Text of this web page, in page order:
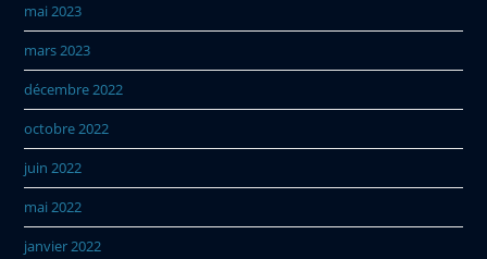
mai 2023
mars 2023
décembre 2022
octobre 2022
juin 2022
mai 2022
janvier 2022